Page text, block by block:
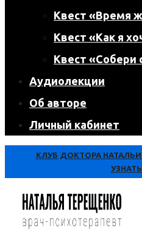
Квест «Время
Квест «Как я
Квест «Собери
Аудиолекции
Об авторе
Личный кабинет
КЛУБ ДОКТОРА